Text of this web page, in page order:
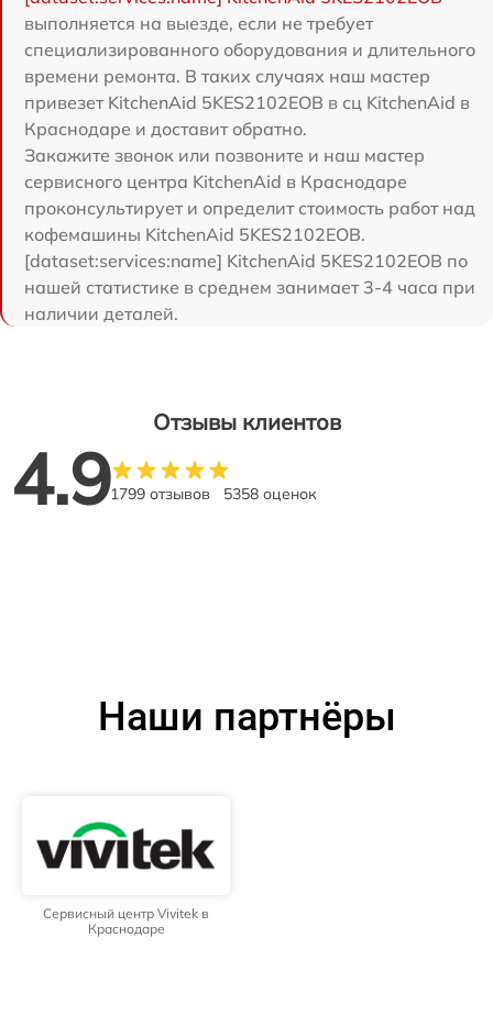
выполняется на выезде, если не требует
специализированного оборудования и длительного
времени ремонта. В таких случаях наш мастер
привезет KitchenAid 5KES2102EOB в сц KitchenAid в
Краснодаре и доставит обратно.
Закажите звонок или позвоните и наш мастер
сервисного центра KitchenAid в Краснодаре
проконсультирует и определит стоимость работ над
кофемашины KitchenAid 5KES2102EOB.
[dataset:services:name] KitchenAid 5KES2102EOB по
нашей статистике в среднем занимает 3-4 часа при
наличии деталей.
Отзывы клиентов
4.91799 отзывов 5358 оценок
Наши партнёры
Сервисный центр Vivitek в
Краснодаре